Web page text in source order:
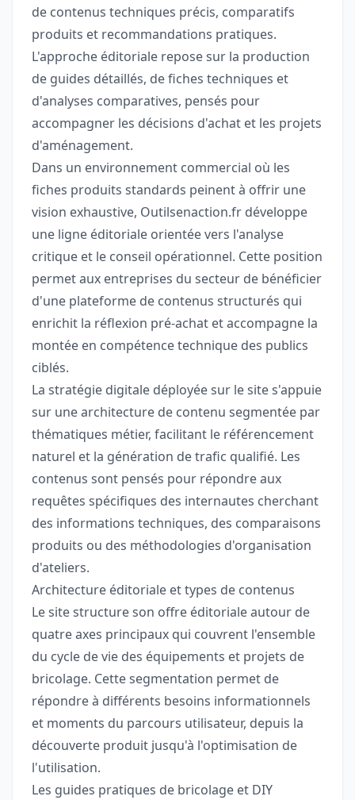
de contenus techniques précis, comparatifs
produits et recommandations pratiques.
L'approche éditoriale repose sur la production
de guides détaillés, de fiches techniques et
d'analyses comparatives, pensés pour
accompagner les décisions d'achat et les projets
d'aménagement.
Dans un environnement commercial où les
fiches produits standards peinent à offrir une
vision exhaustive, Outilsenaction.fr développe
une ligne éditoriale orientée vers l'analyse
critique et le conseil opérationnel. Cette position
permet aux entreprises du secteur de bénéficier
d'une plateforme de contenus structurés qui
enrichit la réflexion pré-achat et accompagne la
montée en compétence technique des publics
ciblés.
La stratégie digitale déployée sur le site s'appuie
sur une architecture de contenu segmentée par
thématiques métier, facilitant le référencement
naturel et la génération de trafic qualifié. Les
contenus sont pensés pour répondre aux
requêtes spécifiques des internautes cherchant
des informations techniques, des comparaisons
produits ou des méthodologies d'organisation
d'ateliers.
Architecture éditoriale et types de contenus
Le site structure son offre éditoriale autour de
quatre axes principaux qui couvrent l'ensemble
du cycle de vie des équipements et projets de
bricolage. Cette segmentation permet de
répondre à différents besoins informationnels
et moments du parcours utilisateur, depuis la
découverte produit jusqu'à l'optimisation de
l'utilisation.
Les guides pratiques de bricolage et DIY